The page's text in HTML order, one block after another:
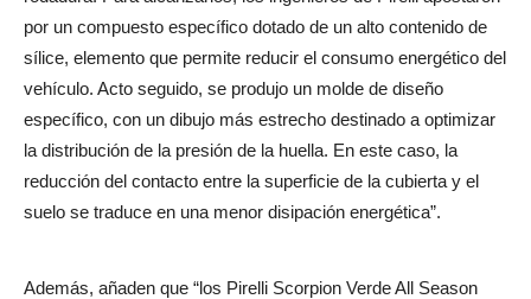
por un compuesto específico dotado de un alto contenido de
sílice, elemento que permite reducir el consumo energético del
vehículo. Acto seguido, se produjo un molde de diseño
específico, con un dibujo más estrecho destinado a optimizar
la distribución de la presión de la huella. En este caso, la
reducción del contacto entre la superficie de la cubierta y el
suelo se traduce en una menor disipación energética”.
Además, añaden que “los Pirelli Scorpion Verde All Season